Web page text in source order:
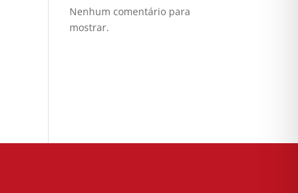
Nenhum comentário para
mostrar.